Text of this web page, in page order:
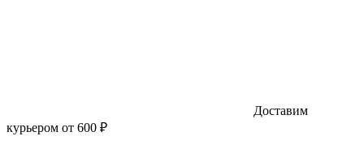
Доставим
курьером от 600 ₽